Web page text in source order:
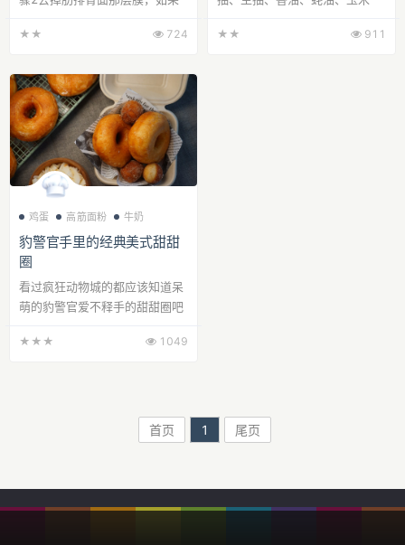
入味。步骤3准备...
★★ 724
后，捞出晾凉备用步...
★★ 911
鸡蛋 高筋面粉 牛奶
豹警官手里的经典美式甜甜
圈
看过疯狂动物城的都应该知道呆
萌的豹警官爱不释手的甜甜圈吧
美国人咖啡配...
★★★ 1049
首页 1 尾页